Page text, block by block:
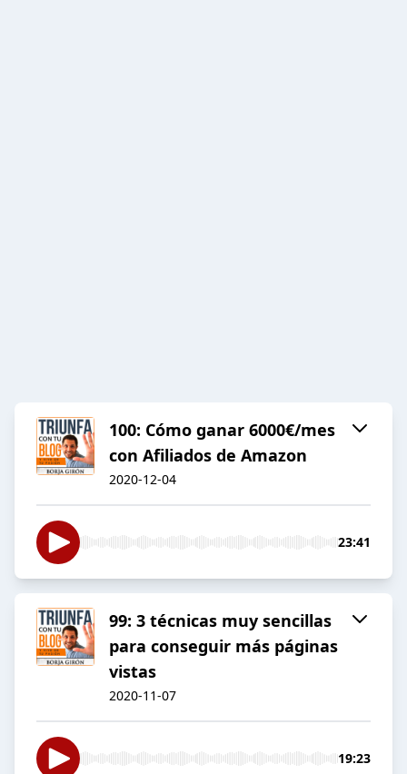
100: Cómo ganar 6000€/mes
con Afiliados de Amazon
2020-12-04
23:41
99: 3 técnicas muy sencillas
para conseguir más páginas
vistas
2020-11-07
19:23